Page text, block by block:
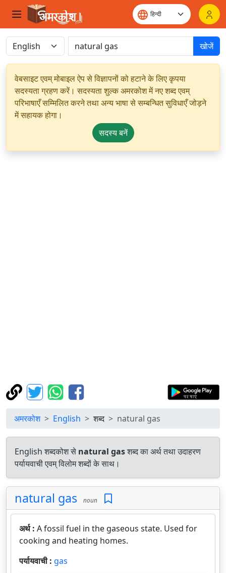
खोजें
वेबसाइट एवम् मोबाइल ऐप से विज्ञापनों को हटाने के लिए कृपया
सदस्यता ग्रहण करें। सदस्यता शुल्क अमरकोश में नए शब्द एवम्
परिभाषाएँ सम्मिलित करने तथा अन्य भाषा से सम्बन्धित सुविधाएँ जोड़ने
में सहायक होगा।
सदस्य बनें
अमरकोश English शब्द natural gas
English शब्दकोश से natural gasशब्द का अर्थ तथा उदाहरण
पर्यायवाची एवम् विलोम शब्दों के साथ।
natural gas noun
अर्थ : A fossil fuel in the gaseous state. Used for
cooking and heating homes.
पर्यायवाची : gas